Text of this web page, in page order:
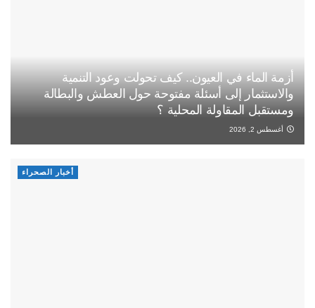
أزمة الماء في العيون.. كيف تحولت وعود التنمية
والاستثمار إلى أسئلة مفتوحة حول العطش والبطالة
ومستقبل المقاولة المحلية ؟
أغسطس 2, 2026
أخبار الصحراء